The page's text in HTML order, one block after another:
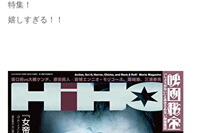
特集！
嬉しすぎる！！